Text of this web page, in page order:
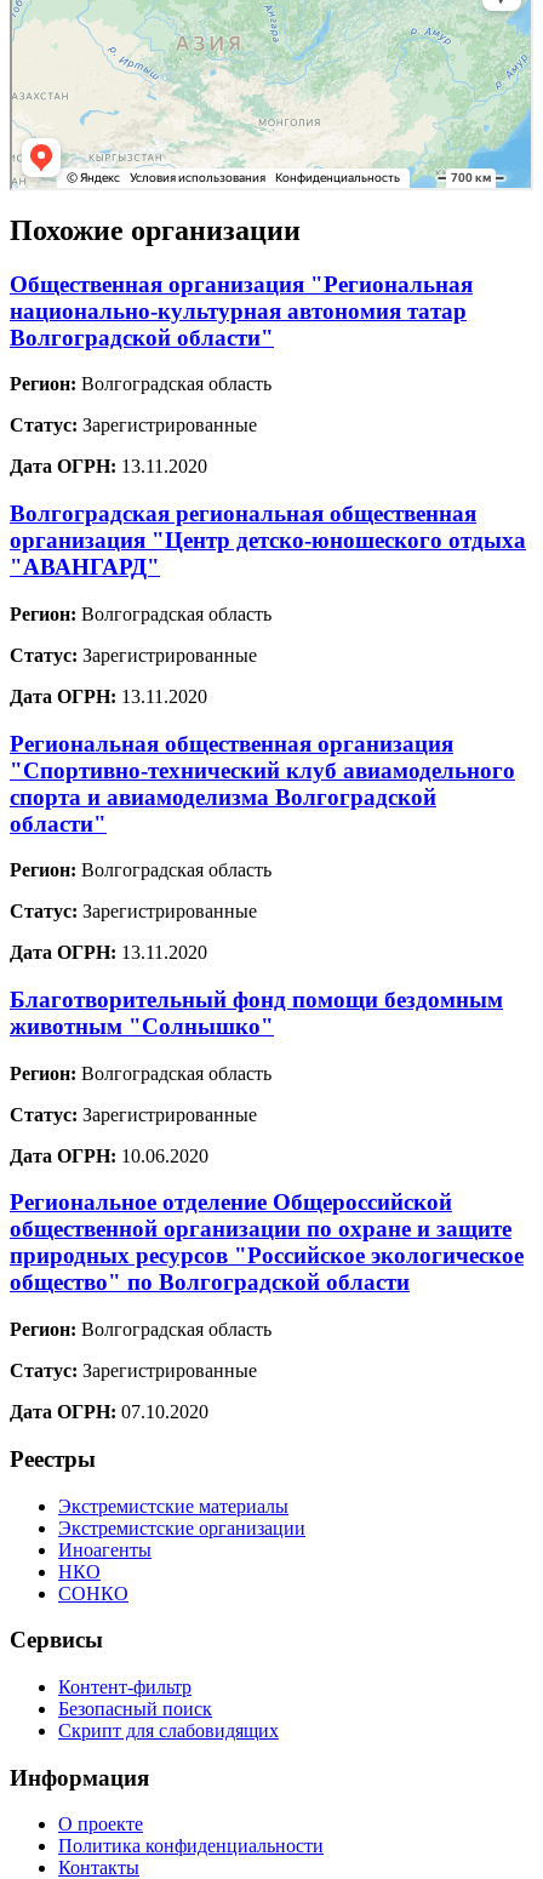
Похожие организации
Общественная организация "Региональная
национально-культурная автономия татар
Волгоградской области"
Регион: Волгоградская область
Статус: Зарегистрированные
Дата ОГРН: 13.11.2020
Волгоградская региональная общественная
организация "Центр детско-юношеского отдыха
"АВАНГАРД"
Регион: Волгоградская область
Статус: Зарегистрированные
Дата ОГРН: 13.11.2020
Региональная общественная организация
"Спортивно-технический клуб авиамодельного
спорта и авиамоделизма Волгоградской
области"
Регион: Волгоградская область
Статус: Зарегистрированные
Дата ОГРН: 13.11.2020
Благотворительный фонд помощи бездомным
животным "Солнышко"
Регион: Волгоградская область
Статус: Зарегистрированные
Дата ОГРН: 10.06.2020
Региональное отделение Общероссийской
общественной организации по охране и защите
природных ресурсов "Российское экологическое
общество" по Волгоградской области
Регион: Волгоградская область
Статус: Зарегистрированные
Дата ОГРН: 07.10.2020
Реестры
Экстремистские материалы
Экстремистские организации
Иноагенты
НКО
СОНКО
Сервисы
Контент-фильтр
Безопасный поиск
Скрипт для слабовидящих
Информация
О проекте
Политика конфиденциальности
Контакты